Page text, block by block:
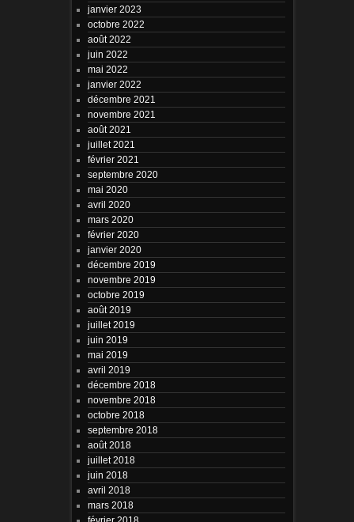
janvier 2023
octobre 2022
août 2022
juin 2022
mai 2022
janvier 2022
décembre 2021
novembre 2021
août 2021
juillet 2021
février 2021
septembre 2020
mai 2020
avril 2020
mars 2020
février 2020
janvier 2020
décembre 2019
novembre 2019
octobre 2019
août 2019
juillet 2019
juin 2019
mai 2019
avril 2019
décembre 2018
novembre 2018
octobre 2018
septembre 2018
août 2018
juillet 2018
juin 2018
avril 2018
mars 2018
février 2018